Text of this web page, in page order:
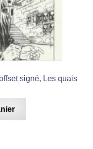
signé, Les quais